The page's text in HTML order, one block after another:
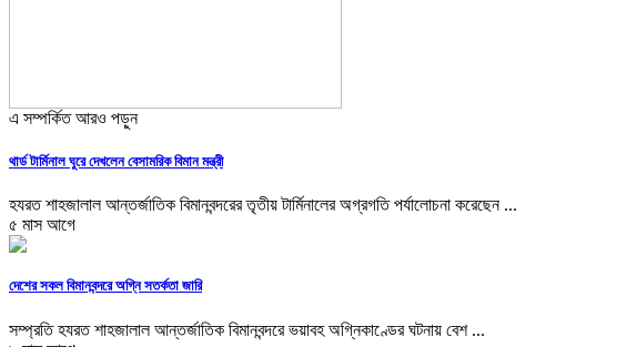
এ সম্পর্কিত আরও পড়ুন
থার্ড টার্মিনাল ঘুরে দেখলেন বেসামরিক বিমান মন্ত্রী
হযরত শাহজালাল আন্তর্জাতিক বিমানবন্দরের তৃতীয় টার্মিনালের অগ্রগতি পর্যালোচনা করেছেন ...
৫ মাস আগে
দেশের সকল বিমানবন্দরে অগ্নি সতর্কতা জারি
সম্প্রতি হযরত শাহজালাল আন্তর্জাতিক বিমানবন্দরে ভয়াবহ অগ্নিকাণ্ডের ঘটনায় বেশ ...